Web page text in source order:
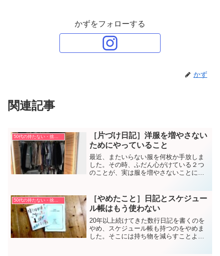
かずをフォローする
かず
関連記事
50代の持たない・捨てない暮らし方
［片づけ日記］洋服を増やさない
ためにやっていること
最近、またいらない服を何枚か手放しま
した。その時、ふだん心がけている２つ
のことが、実は服を増やさないことにつ
［やめたこと］日記とスケジュー
ル帳はもう使わない
20年以上続けてきた数行日記を書くのを
やめ、スケジュール帳も持つのをやめま
した。そこには持ち物を減らすことより